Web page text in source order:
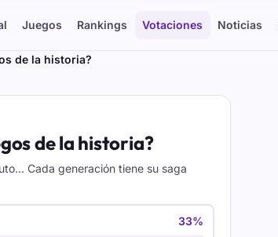
Juegos Rankings Votaciones Noticias
de la historia?
de la historia?
Cada generación tiene su saga
33%